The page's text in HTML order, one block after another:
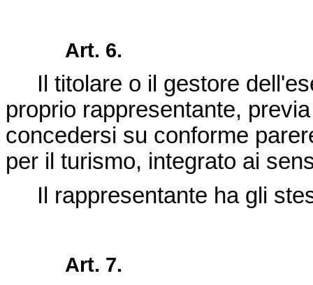
Art. 6.
Il titolare o il gestore
proprio rappresentante,
concedersi su conforme
per il turismo, integrato ai
Il rappresentante ha gli
Art. 7.